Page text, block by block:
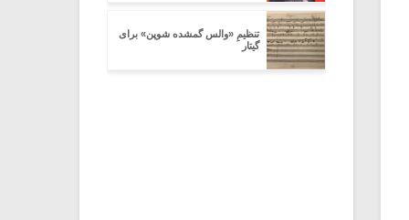
تنظیمِ «والس گمشده شوپن» برای
گیتار